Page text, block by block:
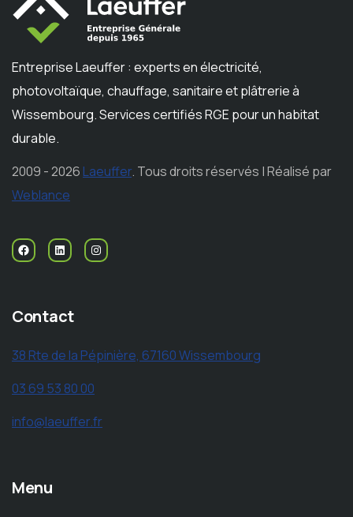
Entreprise Laeuffer : experts en électricité,
photovoltaïque, chauffage, sanitaire et plâtrerie à
Wissembourg. Services certifiés RGE pour un habitat
durable.
2009 - 2026Laeuffer. Tous droits réservés | Réalisé par
Weblance
Contact
38 Rte de la Pépinière, 67160 Wissembourg
03 69 53 80 00
info@laeuffer.fr
Menu